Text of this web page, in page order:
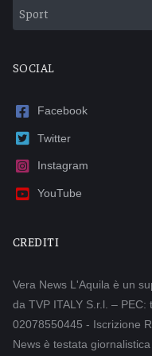
Sport
SOCIAL
Facebook
Twitter
Instagram
YouTube
CREDITI
Vera News L'Aquila è un
da TVP ITALY S.r.l. – PEC:
02078550445 - Iscrizione
News è testata